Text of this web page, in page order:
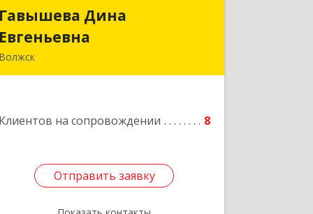
Гавышева Дина
Евгеньевна
Волжск
Клиентов на сопровождении 8
Отправить заявку
Гавышева Дина
Отправить заявку